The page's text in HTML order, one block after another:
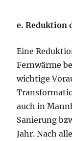
e. Reduktion
Eine
Fernwärme
wichtige
auch in
Sanierung
Jahr. Nach